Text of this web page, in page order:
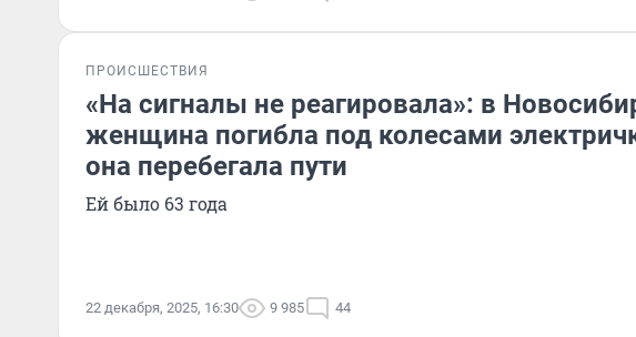
ПРОИСШЕСТВИЯ
«На сигналы не реагировала»: в
женщина погибла под колесами
она перебегала пути
Ей было 63 года
22 декабря, 2025, 16:30 9 985 44